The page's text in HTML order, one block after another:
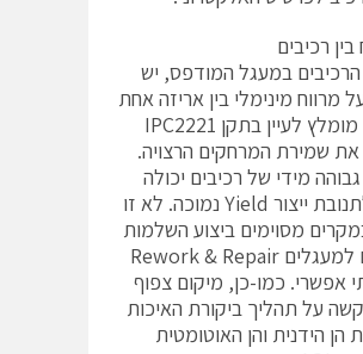
במעגל המודפס, יש
מרווח מינימלי בין אריזה אחת
למשנה. מומלץ לעיין בתקן IPC2221
את שמירת המרחקים הרצויה.
מידי של רכיבים יכולה
לגרום לתנובת ייצור Yield נמוכה. לא זו
מסוימים ביצוע השלמות
ותיקונים למעגלים Rework & Repair
אפשרי. כמו-כן, מיקום צפוף
על תהליך ביקורת האיכות
הן הידנית והן האוטומטית